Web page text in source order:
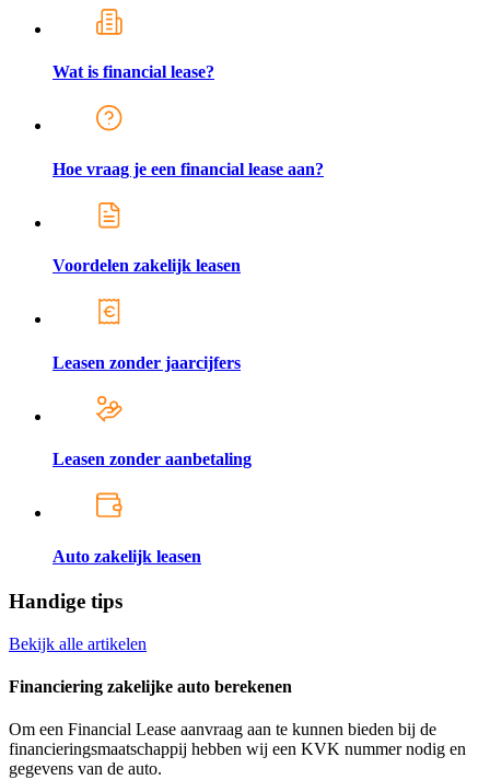
Wat is financial lease?
Hoe vraag je een financial lease aan?
Voordelen zakelijk leasen
Leasen zonder jaarcijfers
Leasen zonder aanbetaling
Auto zakelijk leasen
Handige tips
Bekijk alle artikelen
Financiering zakelijke auto berekenen
Om een Financial Lease aanvraag aan te kunnen bieden bij de
financieringsmaatschappij hebben wij een KVK nummer nodig en
gegevens van de auto.